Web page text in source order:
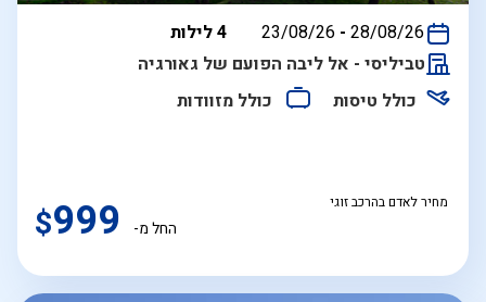
בין
23/08/26 - 28/08/26
4 לילות
טביליסי - אל ליבה הפועם של גאורגיה
כולל טיסות
כולל מזוודות
מחיר לאדם בהרכב זוגי
החל מ- $999